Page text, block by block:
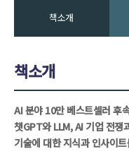
책소개
책소개
AI 분야 10만 베스트셀러 후
챗GPT와 LLM, AI 기업 전쟁
기술에 대한 지식과 인사이